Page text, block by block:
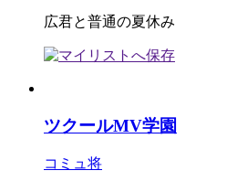
広君と普通の夏休み
ツクールMV学園
コミュ将